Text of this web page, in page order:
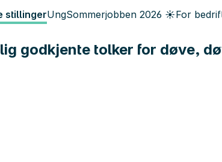
stillingerUngSommerjobben 2026 ☀️For
godkjente tolker for døve,